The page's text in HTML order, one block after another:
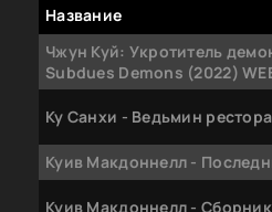
Название
Чжун Куй: Укротитель
Subdues Demons (2022)
Ку Санхи - Ведьмин
Куив Макдоннелл -
Куив Макдоннелл -